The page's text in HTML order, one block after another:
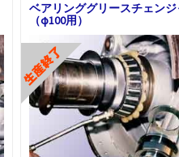
ベアリンググリースチェン
（φ100用）